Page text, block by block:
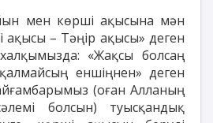
мен көрші ақысына мән
ақысы – Тәңір ақысы» деген
«Жақсы болсаң
еншіңнен» деген
(оған Алланың
болсын) туысқандық